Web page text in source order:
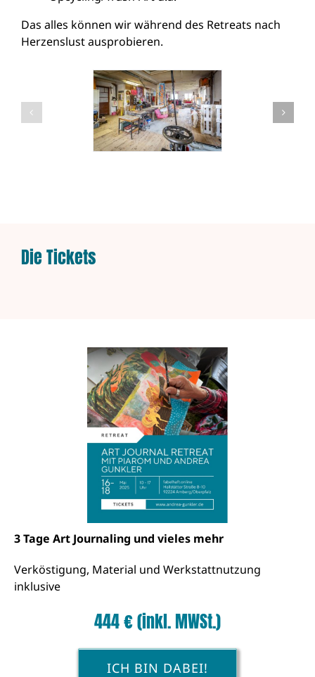
Das alles können wir während des Retreats nach
Herzenslust ausprobieren.
Die Tickets
3 Tage Art Journaling und vieles mehr
Verköstigung, Material und Werkstattnutzung
inklusive
444 € (inkl. MWSt.)
ICH BIN DABEI!